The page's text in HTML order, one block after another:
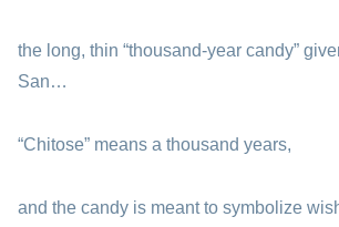
the long, thin “thousand-year candy”
San…
“Chitose” means a thousand years,
and the candy is meant to symbolize